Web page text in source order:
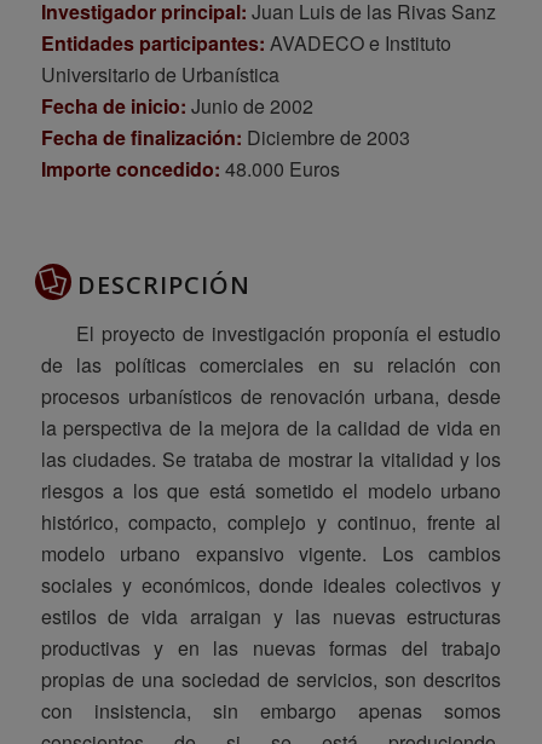
Investigador principal: Juan Luis de las Rivas Sanz
Entidades participantes: AVADECO e Instituto
Universitario de Urbanística
Fecha de inicio: Junio de 2002
Fecha de finalización: Diciembre de 2003
Importe concedido: 48.000 Euros
DESCRIPCIÓN
El proyecto de investigación proponía el estudio
de las políticas comerciales en su relación con
procesos urbanísticos de renovación urbana, desde
la perspectiva de la mejora de la calidad de vida en
las ciudades. Se trataba de mostrar la vitalidad y los
riesgos a los que está sometido el modelo urbano
histórico, compacto, complejo y continuo, frente al
modelo urbano expansivo vigente. Los cambios
sociales y económicos, donde ideales colectivos y
estilos de vida arraigan y las nuevas estructuras
productivas y en las nuevas formas del trabajo
propias de una sociedad de servicios, son descritos
con insistencia, sin embargo apenas somos